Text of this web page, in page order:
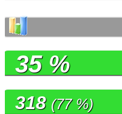
35 %
318 (77 %)